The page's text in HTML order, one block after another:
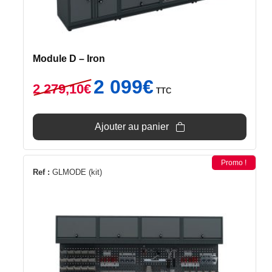
Module D – Iron
2 279,10€
Le
prix
était :
279,10€.
2 099€prix
est :
099€.
TTC
Ajouter au panier
Ref : GLMODE (kit)
Promo !